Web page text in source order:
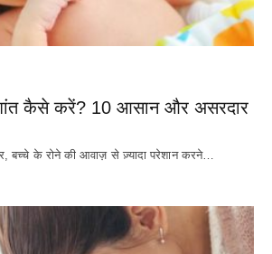
कैसे करें? 10 आसान और असरदार
बच्चे के रोने की आवाज़ से ज़्यादा परेशान करने…